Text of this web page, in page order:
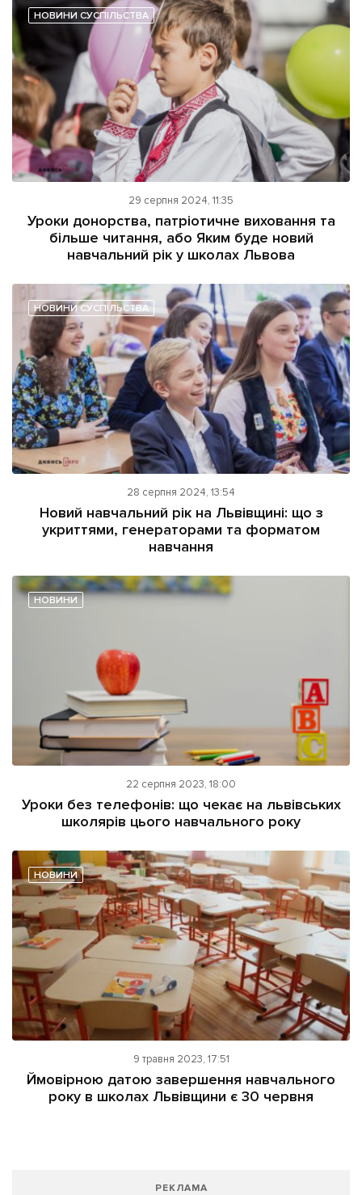
НОВИНИ СУСПІЛЬСТВА
29 серпня 2024, 11:35
Уроки донорства, патріотичне виховання та
більше читання, або Яким буде новий
навчальний рік у школах Львова
НОВИНИ СУСПІЛЬСТВА
28 серпня 2024, 13:54
Новий навчальний рік на Львівщині: що з
укриттями, генераторами та форматом
навчання
НОВИНИ
22 серпня 2023, 18:00
Уроки без телефонів: що чекає на львівських
школярів цього навчального року
НОВИНИ
9 травня 2023, 17:51
Ймовірною датою завершення навчального
року в школах Львівщини є 30 червня
РЕКЛАМА